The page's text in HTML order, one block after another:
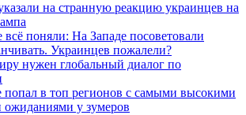
на странную реакцию украинцев на
всё поняли: На Западе посоветовали
Украинцев пожалели?
нужен глобальный диалог по
попал в топ регионов с самыми высокими
ожиданиями у зумеров